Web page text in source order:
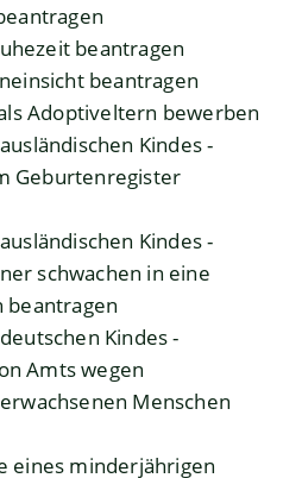
beantragen
beantragen
Adoptiveltern bewerben
Kindes -
Geburtenregister
Kindes -
schwachen in eine
beantragen
Kindes -
Amts wegen
Menschen
eines minderjährigen